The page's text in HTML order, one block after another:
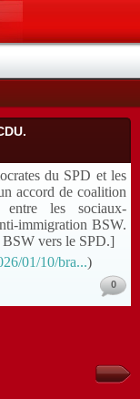
du SPD et les
accord de coalition
entre les sociaux-
immigration BSW.
BSW vers le SPD.]
01/10/bra...)
0